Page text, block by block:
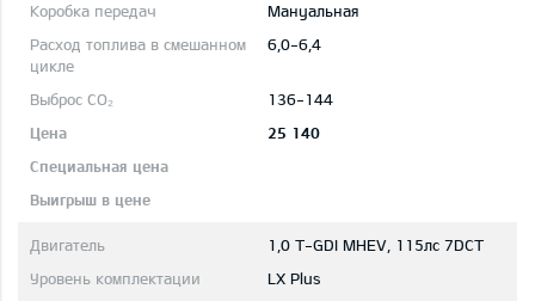
Mануальная
6,0-6,4
136-144
25 140
1,0 T-GDI MHEV, 115лс 7DCT
LX Plus